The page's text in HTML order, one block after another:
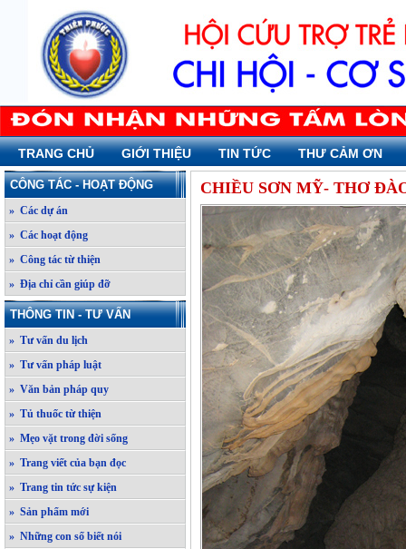
TRANG CHỦ GIỚI THIỆU TIN TỨC THƯ CẢM ƠN
CÔNG TÁC - HOẠT ĐỘNG
» Các dự án
» Các hoạt động
» Công tác từ thiện
» Địa chỉ cần giúp đỡ
THÔNG TIN - TƯ VẤN
» Tư vấn du lịch
» Tư vấn pháp luật
» Văn bản pháp quy
» Tủ thuốc từ thiện
» Mẹo vặt trong đời sống
» Trang viết của bạn đọc
» Trang tin tức sự kiện
» Sản phẩm mới
» Những con số biết nói
CHIỀU SƠN MỸ- THƠ